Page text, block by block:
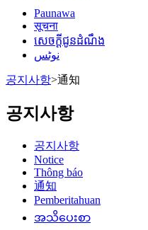
Paunawa
सूचना
សេចក្តីជូនដំណឹង
نوٹس
공지사항>通知
공지사항
공지사항
Notice
Thông báo
通知
Pemberitahuan
အသိပေးစာ